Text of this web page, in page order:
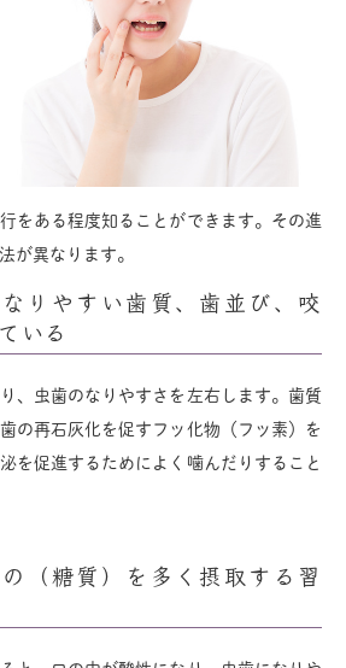
をある程度知ることができます。その進
が異なります。
なりやすい歯質、歯並び、咬
いる
、虫歯のなりやすさを左右します。歯質
の再石灰化を促すフッ化物（フッ素）を
を促進するためによく噛んだりすること
の（糖質）を多く摂取する習